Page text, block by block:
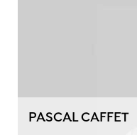
PASCAL CAFFET